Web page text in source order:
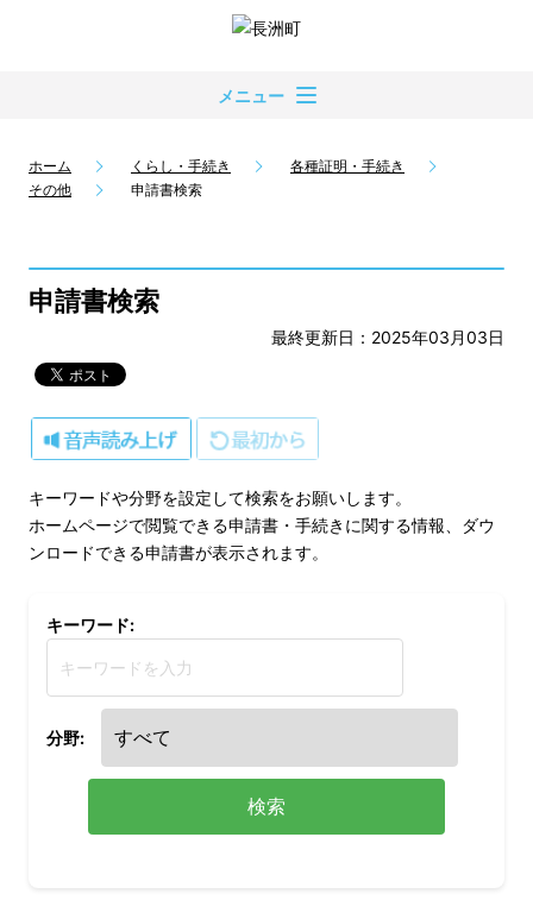
メニュー
ホーム くらし・手続き
各種証明・手続き
その他
申請書検索
申請書検索
最終更新日：2025年03月03日
キーワードや分野を設定して検索をお願いします。
ホームページで閲覧できる申請書・手続きに関する情報、ダウ
ンロードできる申請書が表示されます。
キーワード:
分野:
検索